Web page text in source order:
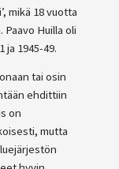
mikä 18 vuotta
Huilla oli
1945-49.
tai osin
ehdittiin
on
mutta